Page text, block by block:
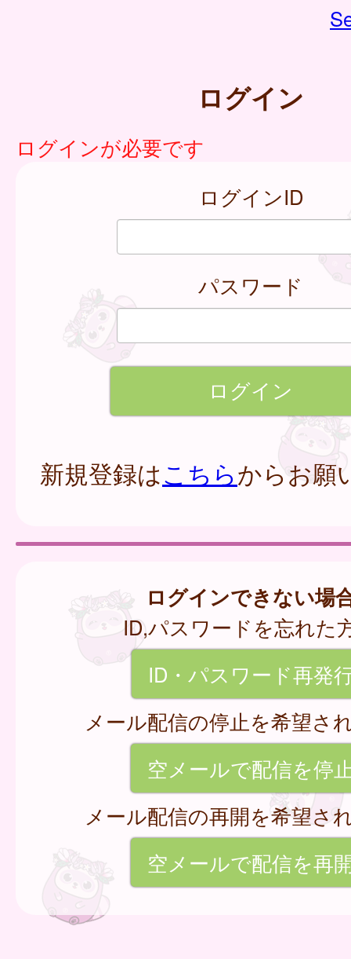
ログイン
ログインが必要です
ログインID
パスワード
新規登録はこちらからお願
ログインできない場
ID,パスワードを忘れた
ID・パスワード再発
メール配信の停止を希望さ
空メールで配信を停
メール配信の再開を希望さ
空メールで配信を再